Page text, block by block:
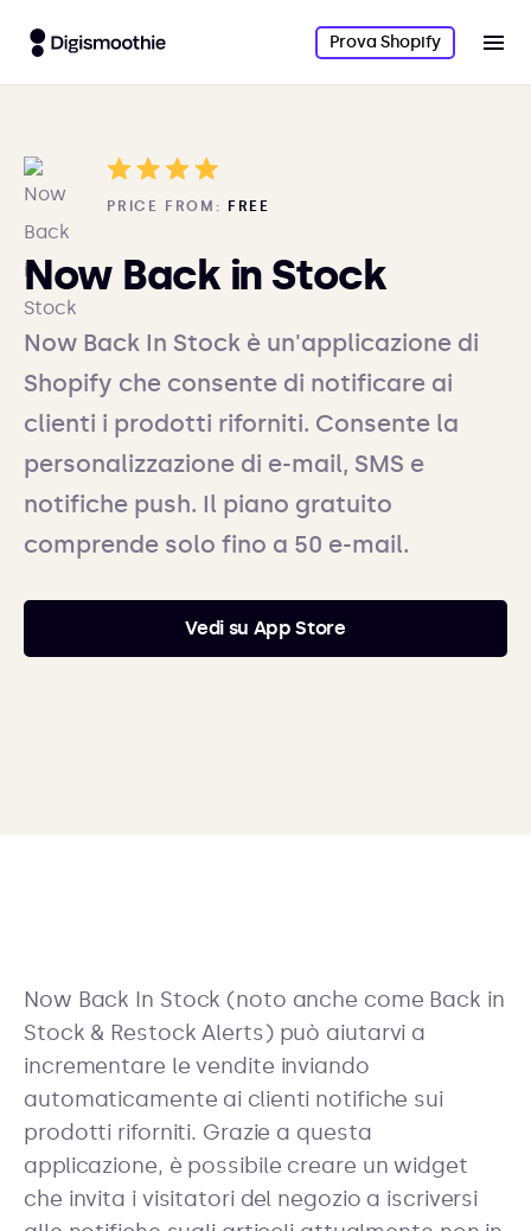
Prova Shopify
PRICE FROM: FREE
Now Back in Stock
Now Back In Stock è un'applicazione di
Shopify che consente di notificare ai
clienti i prodotti riforniti. Consente la
personalizzazione di e-mail, SMS e
notifiche push. Il piano gratuito
comprende solo fino a 50 e-mail.
Vedi su App Store
Now Back In Stock (noto anche come Back in
Stock & Restock Alerts) può aiutarvi a
incrementare le vendite inviando
automaticamente ai clienti notifiche sui
prodotti riforniti. Grazie a questa
applicazione, è possibile creare un widget
che invita i visitatori del negozio a iscriversi